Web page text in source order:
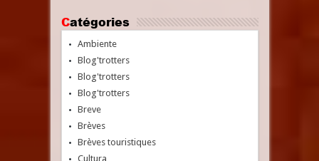
Catégories
Ambiente
Blog'trotters
Blog'trotters
Blog'trotters
Breve
Brèves
Brèves touristiques
Cultura